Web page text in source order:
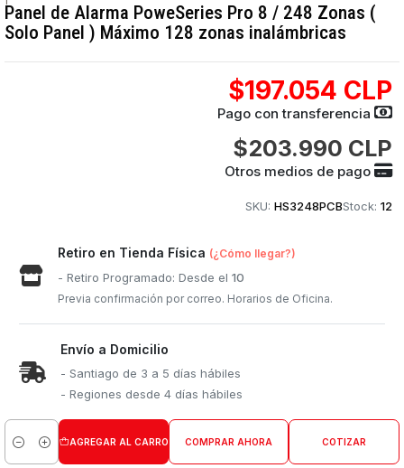
Panel de Alarma PoweSeries Pro 8 / 248 Zonas (
Solo Panel ) Máximo 128 zonas inalámbricas
$197.054 CLP
Pago con transferencia
$203.990 CLP
Otros medios de pago
SKU: HS3248PCBStock: 12
Retiro en Tienda Física (¿Cómo llegar?)
- Retiro Programado: Desde el10
Previa confirmación por correo. Horarios de Oficina.
Envío a Domicilio
- Santiago de 3 a 5 días hábiles
- Regiones desde 4 días hábiles
Cantidad
AGREGAR AL CARRO COMPRAR AHORA COTIZAR